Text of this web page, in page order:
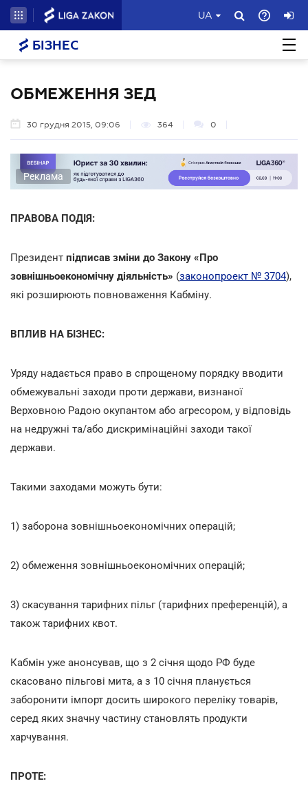
UA
БІЗНЕС
ОБМЕЖЕННЯ ЗЕД
30 грудня 2015, 09:06 364 0
Реклама
ПРАВОВА ПОДІЯ:
Президент підписав зміни до Закону «Про
зовнішньоекономічну діяльність» (законопроект № 3704),
які розширюють повноваження Кабміну.
ВПЛИВ НА БІЗНЕС:
Уряду надається право в спрощеному порядку вводити
обмежувальні заходи проти держави, визнаної
Верховною Радою окупантом або агресором, у відповідь
на недружні та/або дискримінаційні заходи такої
держави.
Такими заходами можуть бути:
1) заборона зовнішньоекономічних операцій;
2) обмеження зовнішньоекономічних операцій;
3) скасування тарифних пільг (тарифних преференцій), а
також тарифних квот.
Кабмін уже анонсував, що з 2 січня щодо РФ буде
скасовано пільгові мита, а з 10 січня планується
заборонити імпорт досить широкого переліку товарів,
серед яких значну частину становлять продукти
харчування.
ПРОТЕ: